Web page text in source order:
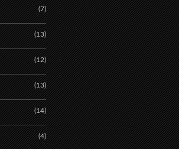
(7)
(13)
(12)
(13)
(14)
(4)